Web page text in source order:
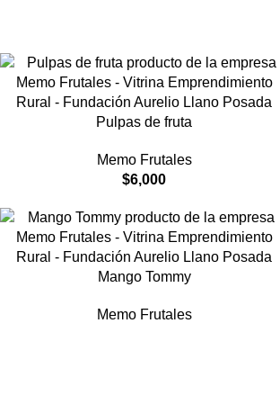
Pulpas de fruta
Memo Frutales
$6,000
Mango Tommy
Memo Frutales